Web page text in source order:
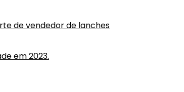
de vendedor de lanches
em 2023.